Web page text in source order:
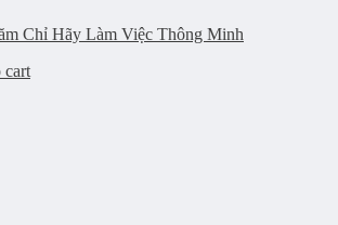
Chỉ Hãy Làm Việc Thông Minh
cart